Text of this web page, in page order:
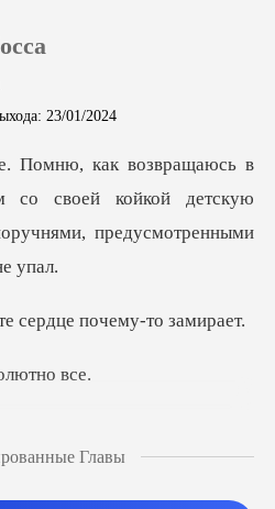
0
23/01/2024
своей койкой детскую
сердце п
Главы